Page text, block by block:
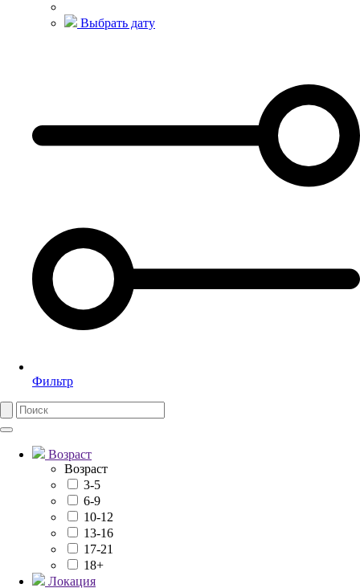
Выбрать дату
Фильтр
Возраст
Возраст
3-5
6-9
10-12
13-16
17-21
18+
Локация